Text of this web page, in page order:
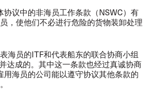
协议中的非海员工作条款（NSWC）有
，使他们不必进行危险的货物装卸处理
海员的ITF和代表船东的联合协商小组
达成的。其中这一条款也经过真诚协商
用海员的公司能以遵守协议其他条款的